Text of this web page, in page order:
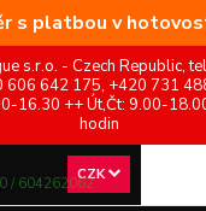
s platbou v
s.r.o. - Czech Republic,
606 642 175, +420 731
16.30 ++ Út,Čt: 9.00-
hodin
CZK
/ 604262062